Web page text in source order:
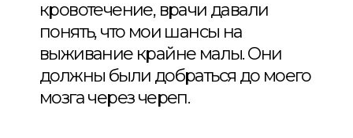
кровотечение, врачи давали
понять, что мои шансы на
выживание крайне малы. Они
должны были добраться до моего
мозга через череп.